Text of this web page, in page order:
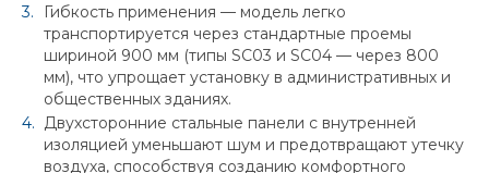
Гибкость применения — модель легко
транспортируется через стандартные проемы
шириной 900 мм (типы SC03 и SC04 — через 800
мм), что упрощает установку в административных и
общественных зданиях.
Двухсторонние стальные панели с внутренней
изоляцией уменьшают шум и предотвращают утечку
воздуха, способствуя созданию комфортного